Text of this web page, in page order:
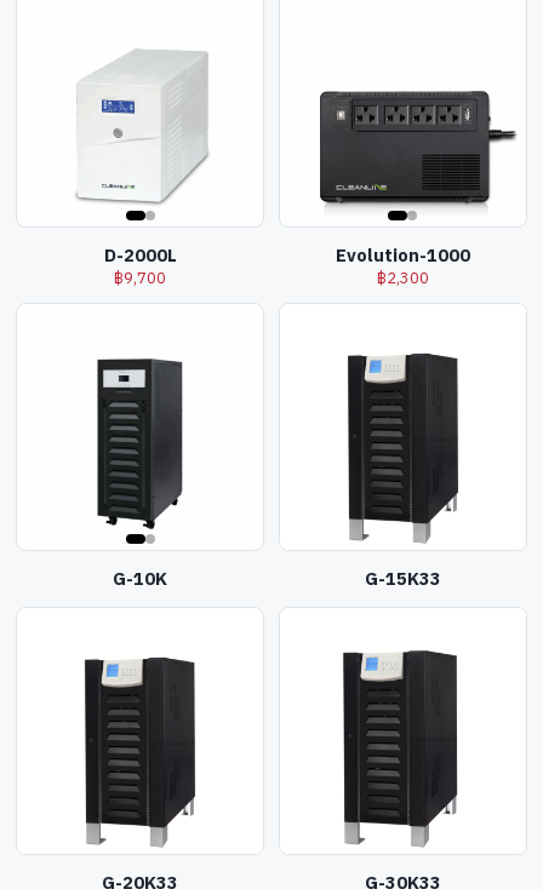
D-2000L
฿9,700
Evolution-1000
฿2,300
G-10K G-15K33
G-20K33 G-30K33